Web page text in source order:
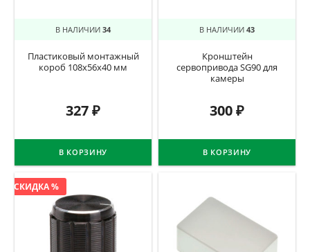
В НАЛИЧИИ 34
Пластиковый монтажный
короб 108х56х40 мм
327₽
В КОРЗИНУ
В НАЛИЧИИ 43
Кронштейн
сервопривода SG90 для
камеры
300₽
В КОРЗИНУ
СКИДКА %